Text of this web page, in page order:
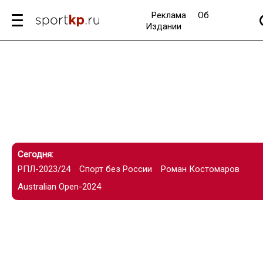
Реклама
Об
Издании
Сегодня:
РПЛ-2023/24
Спорт без России
Роман Костомаров
Australian Open-2024